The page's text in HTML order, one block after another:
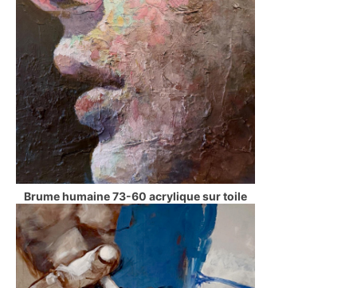
Brume humaine 73-60 acrylique sur toile